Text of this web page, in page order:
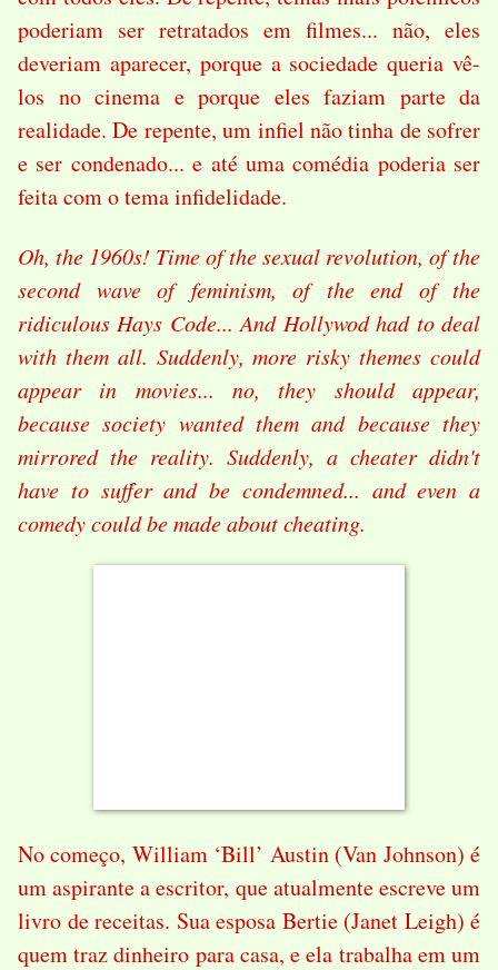
poderiam ser retratados em filmes... não, eles
deveriam aparecer, porque a sociedade queria vê-
los no cinema e porque eles faziam parte da
realidade. De repente, um infiel não tinha de sofrer
e ser condenado... e até uma comédia poderia ser
feita com o tema infidelidade.
Oh, the 1960s! Time of the sexual revolution, of the
second wave of feminism, of the end of the
ridiculous Hays Code... And Hollywod had to deal
with them all. Suddenly, more risky themes could
appear in movies... no, they should appear,
because society wanted them and because they
mirrored the reality. Suddenly, a cheater didn't
have to suffer and be condemned... and even a
comedy could be made about cheating.
No começo, William ‘Bill’ Austin (Van Johnson) é
um aspirante a escritor, que atualmente escreve um
livro de receitas. Sua esposa Bertie (Janet Leigh) é
quem traz dinheiro para casa, e ela trabalha em um